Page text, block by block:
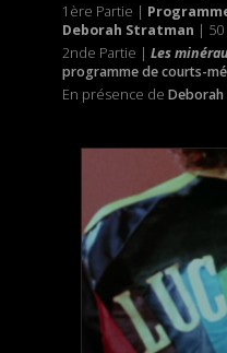
1ère Partie |
Deborah Stratman | 50
2nde Partie | Les
programme de courts-
En présence de Deborah